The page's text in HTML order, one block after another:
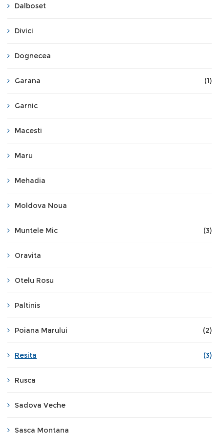
Dalboset
Divici
Dognecea
Garana (1)
Garnic
Macesti
Maru
Mehadia
Moldova Noua
Muntele Mic (3)
Oravita
Otelu Rosu
Paltinis
Poiana Marului (2)
Resita (3)
Rusca
Sadova Veche
Sasca Montana